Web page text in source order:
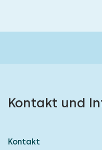
Kontakt und
Kontakt